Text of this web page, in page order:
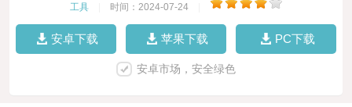
工具 时间：2024-07-24
安卓下载 苹果下载 PC下载
安卓市场，安全绿色